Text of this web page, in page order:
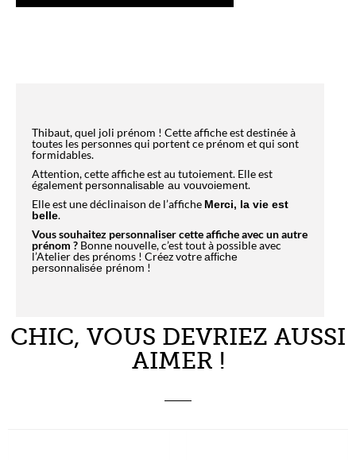
Thibaut, quel joli prénom ! Cette affiche est destinée à
toutes les personnes qui portent ce prénom et qui sont
formidables.
Attention, cette affiche est au tutoiement. Elle est
également personnalisable au vouvoiement.
Elle est une déclinaison de l’affiche Merci, la vie est
belle.
Vous souhaitez personnaliser cette affiche avec un autre
prénom ? Bonne nouvelle, c’est tout à possible avec
l’Atelier des prénoms ! Créez votreaffiche
personnalisée prénom !
CHIC, VOUS DEVRIEZ AUSSI
AIMER !